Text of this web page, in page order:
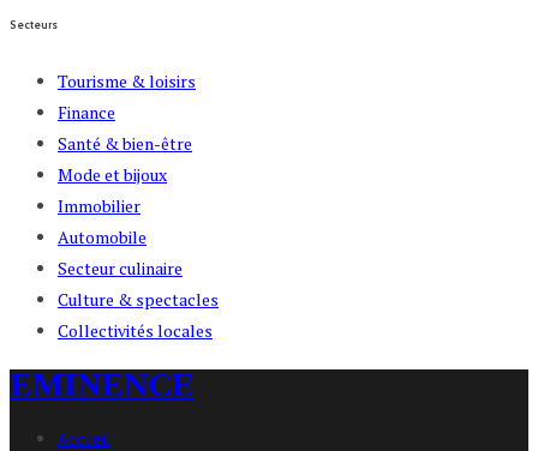
Secteurs
Tourisme & loisirs
Finance
Santé & bien-être
Mode et bijoux
Immobilier
Automobile
Secteur culinaire
Culture & spectacles
Collectivités locales
EMINENCE
Accueil